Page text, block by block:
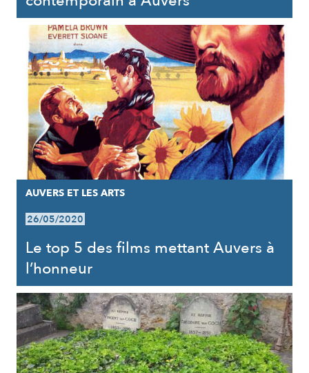
AUVERS ET LES ARTS
26/05/2020
Le top 5 des films mettant Auvers à
l’honneur